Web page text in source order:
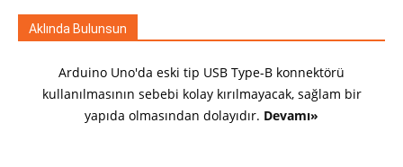
Aklında Bulunsun
Arduino Uno'da eski tip USB Type-B konnektörü
kullanılmasının sebebi kolay kırılmayacak, sağlam bir
yapıda olmasından dolayıdır. Devamı»